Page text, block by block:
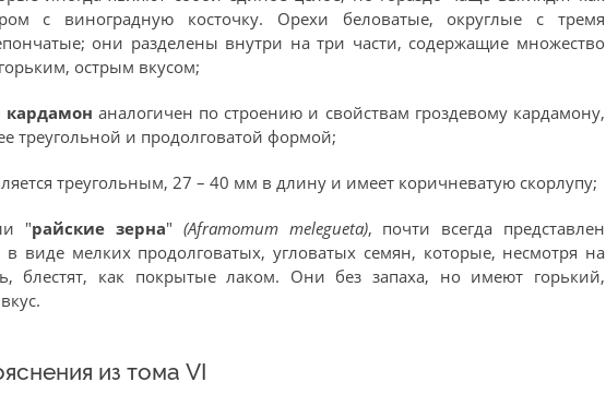
с виноградную косточку. Орехи беловатые, округлые с тремя
они разделены внутри на три части, содержащие множество
острым вкусом;
аналогичен по строению и свойствам гроздевому кардамону,
треугольной и продолговатой формой;
треугольным, 27 – 40 мм в длину и имеет коричневатую скорлупу;
"райские зерна" (Aframomum melegueta), почти всегда представлен
виде мелких продолговатых, угловатых семян, которые, несмотря на
блестят, как покрытые лаком. Они без запаха, но имеют горький,
из тома VI